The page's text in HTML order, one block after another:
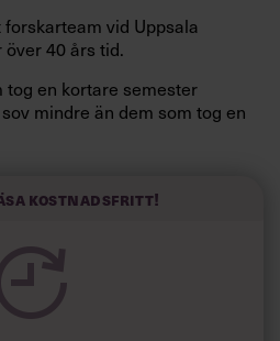
vid Uppsala
40 års tid.
tog en kortare semester
mindre än dem som tog en
kunna uttyda att en längre
kostnadsfritt!